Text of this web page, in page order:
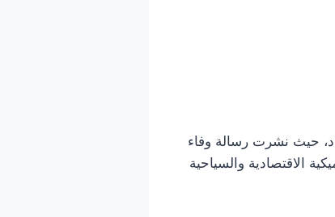
حيث نشرت رسالة وفاء
الاقتصادية والسياحية